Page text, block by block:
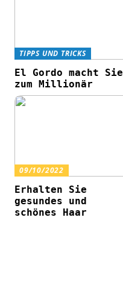
TIPPS UND TRICKS
El Gordo macht Sie
zum Millionär
09/10/2022
Erhalten Sie
gesundes und
schönes Haar